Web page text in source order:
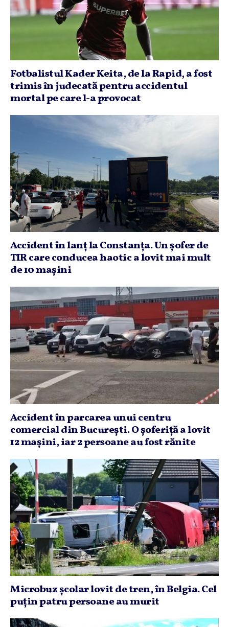
Fotbalistul Kader Keita, de la Rapid, a fost
trimis în judecată pentru accidentul
mortal pe care l-a provocat
Accident în lanţ la Constanţa. Un şofer de
TIR care conducea haotic a lovit mai mult
de 10 maşini
Accident în parcarea unui centru
comercial din Bucureşti. O şoferiţă a lovit
12 maşini, iar 2 persoane au fost rănite
Microbuz şcolar lovit de tren, în Belgia. Cel
puţin patru persoane au murit